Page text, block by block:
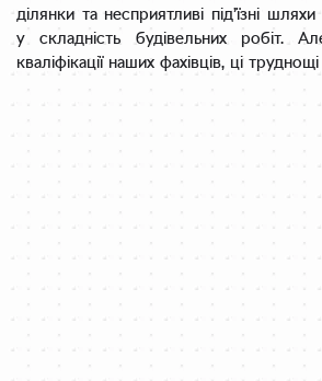
ділянки та несприятливі під’їзні
у складність будівельних робіт.
кваліфікації наших фахівців, ці